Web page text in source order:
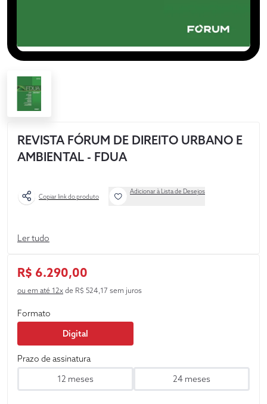
REVISTA FÓRUM DE DIREITO URBANO E
AMBIENTAL - FDUA
Copiar link do produto
Adicionar à Lista de Desejos
Ler tudo
R$ 6.290,00
ou em até 12x de R$ 524,17 sem juros
Formato
Digital
Prazo de assinatura
12 meses
24 meses